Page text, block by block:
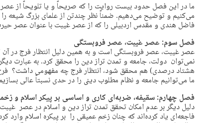
ما در این فصل حدود بیست روایت را که صریحاً و یا تلویحاً از
می‌کنیم و توضیح می‌دهیم. ضمناً نظر چندتن از علمای بزرگ شیعه را
فاضل هندی و مقدس اردبیلی را که از عصر غیبت با عنوان عصر
فصل سوم: عصر غیبت، عصر فروبستگی
عصر غیبت، عصر فروبستگی است و به همین دلیل انتظار فرج در
نمی‌توان دولت، جامعه و تمدن تراز دین را محقق کرد. به عبارت
هشتاد درصدی) هم محقق شود، انتظار فرج چه مفهومی داشت؟
ما می‌‌توانیم جامعه و نظام مطلوب دینی را در حدی نسبتاً عالی
فصل چهارم: سقیفه، ضربه‌ای کاری و اساسی بر پیکر اسلام و
دلیل دیگر بر عدم امکان تحقق تمدن تراز دین و اسلام در عصر
فاجعه‌ای یاد کرده‌اند که چنان زخم عمیقی را بر پیکره اسلام